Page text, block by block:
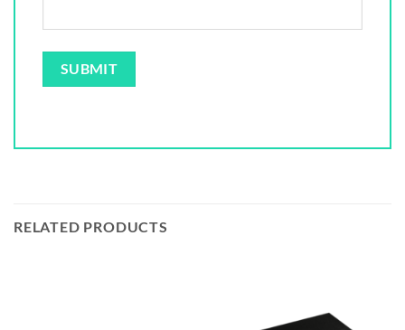
RELATED PRODUCTS